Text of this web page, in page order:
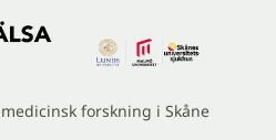
forskning i Skåne